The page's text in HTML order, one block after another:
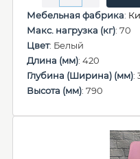
Мебельная фабрика:
Макс. нагрузка (кг): 70
Цвет: Белый
Длина (мм): 420
Глубина (Ширина) (мм):
Высота (мм): 790